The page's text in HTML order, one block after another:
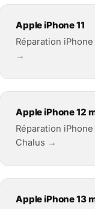
Apple iPhone 11
Réparation iPhone
→
Apple iPhone 12
Réparation iPhone
Chalus →
Apple iPhone 13